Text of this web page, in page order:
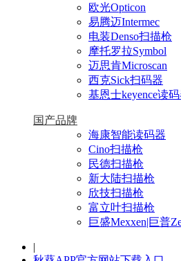
欧光Opticon
易腾迈Intermec
电装Denso扫描枪
摩托罗拉Symbol
迈思肯Microscan
西克Sick扫码器
基恩士keyence读
国产品牌
海康智能读码器
Cino扫描枪
民德扫描枪
新大陆扫描枪
欣技扫描枪
富立叶扫描枪
巨盛Mexxen|巨普
|